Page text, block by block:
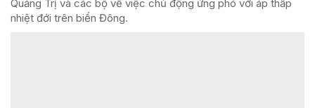
Quảng Trị và các bộ về việc chủ động ứng phó với áp thấp
nhiệt đới trên biển Đông.